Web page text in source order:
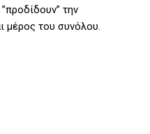
την
μέρος του συνόλου.